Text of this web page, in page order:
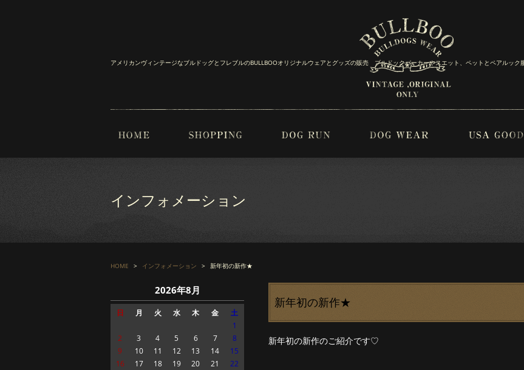
アメリカンヴィンテージなブルドッグとフレブルのBULLBOOオリジナルウェアとグッズの販売 ブルドックパーカーやスエット、ペットとペアルック
インフォメーション
HOME インフォメーション 新年初の新作★
新年初の新作★
新年初の新作のご紹介です♡
2026年8月
日 月 火 水 木 金 土
1
2
3 4 5 6 7
8
9
10 11 12 13 14
15
16
17 18 19 20 21
22